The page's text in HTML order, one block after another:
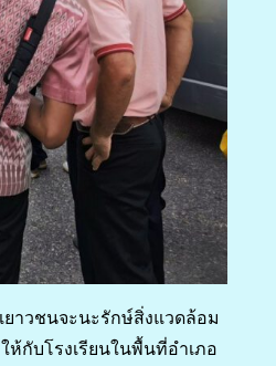
าวชนจะนะรักษ์สิ่งแวดล้อม
ห้กับโรงเรียนในพื้นที่อำเภอ